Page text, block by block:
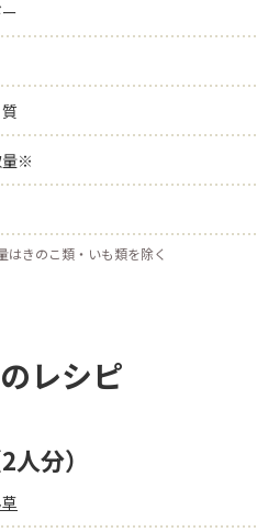
量※
はきのこ類・いも類を除く
レシピ
人分）